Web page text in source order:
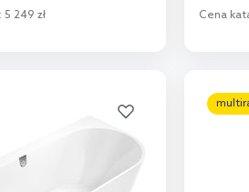
5 249 zł
do porównania
Cena